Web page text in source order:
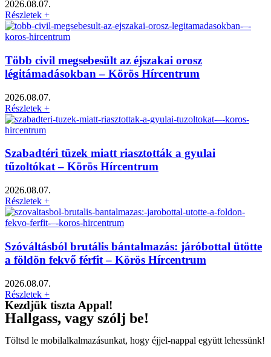
2026.08.07.
Részletek +
Több civil megsebesült az éjszakai orosz
légitámadásokban – Körös Hírcentrum
2026.08.07.
Részletek +
Szabadtéri tüzek miatt riasztották a gyulai
tűzoltókat – Körös Hírcentrum
2026.08.07.
Részletek +
Szóváltásból brutális bántalmazás: járóbottal ütötte
a földön fekvő férfit – Körös Hírcentrum
2026.08.07.
Részletek +
Kezdjük tiszta Appal!
Hallgass, vagy szólj be!
Töltsd le mobilalkalmazásunkat, hogy éjjel-nappal együtt lehessünk!